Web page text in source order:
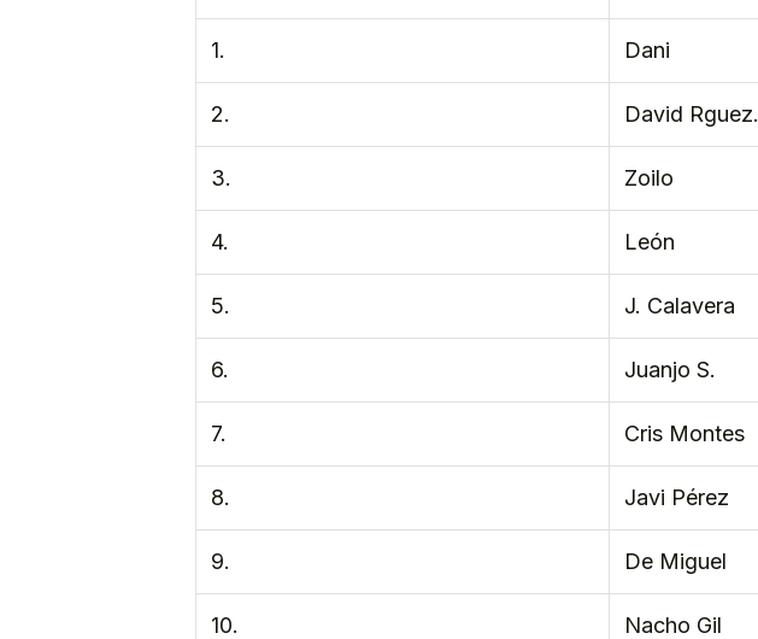
1. Dani
2. David Rguez.
3. Zoilo
4. León
5. J. Calavera
6. Juanjo S.
7. Cris Montes
8. Javi Pérez
9. De Miguel
10. Nacho Gil